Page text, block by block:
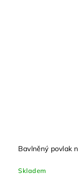
Bavlněný povlak
Skladem